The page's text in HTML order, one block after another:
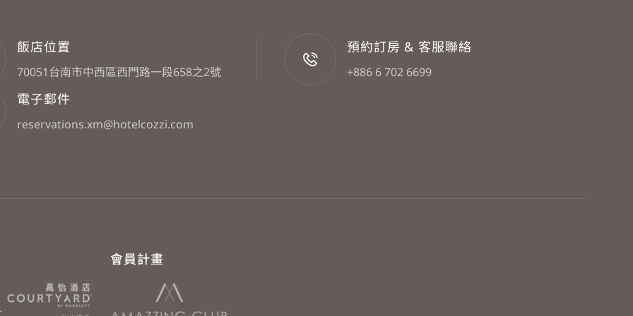
飯店位置
70051台南市中西區西門路一段658之2號
預約訂房 & 客服聯絡
+886 6 702 6699
電子郵件
reservations.xm@hotelcozzi.com
會員計畫